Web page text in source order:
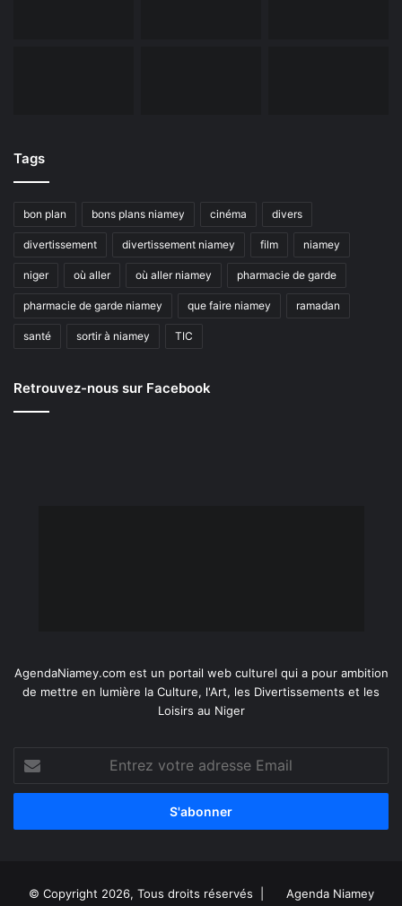
Tags
bon plan bons plans niamey cinéma divers
divertissement divertissement niamey film niamey
niger où aller où aller niamey pharmacie de garde
pharmacie de garde niamey que faire niamey ramadan
santé sortir à niamey TIC
Retrouvez-nous sur Facebook
AgendaNiamey.com est un portail web culturel qui a pour ambition
de mettre en lumière la Culture, l'Art, les Divertissements et les
Loisirs au Niger
votre
adresse
© Copyright 2026, Tous droits réservés | Agenda Niamey